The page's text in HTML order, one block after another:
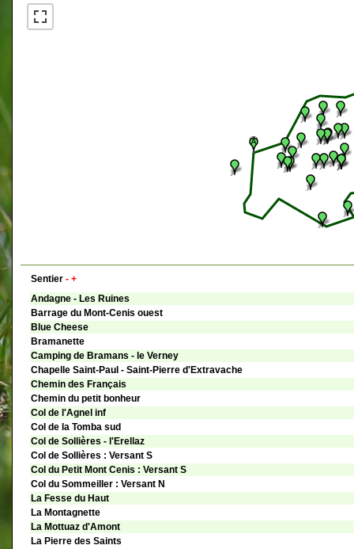
Sentier - +
Andagne - Les Ruines
Barrage du Mont-Cenis ouest
Blue Cheese
Bramanette
Camping de Bramans - le Verney
Chapelle Saint-Paul - Saint-Pierre d'Extravache
Chemin des Français
Chemin du petit bonheur
Col de l'Agnel inf
Col de la Tomba sud
Col de Sollières - l'Erellaz
Col de Sollières : Versant S
Col du Petit Mont Cenis : Versant S
Col du Sommeiller : Versant N
La Fesse du Haut
La Montagnette
La Mottuaz d'Amont
La Pierre des Saints